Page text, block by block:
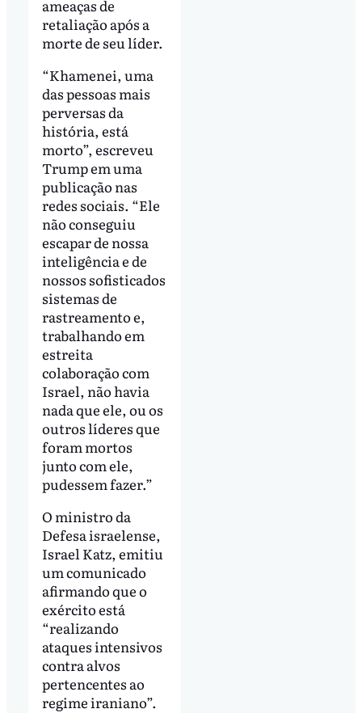
ameaças de
retaliação após a
morte de seu líder.
“Khamenei, uma
das pessoas mais
perversas da
história, está
morto”, escreveu
Trump em uma
publicação nas
redes sociais. “Ele
não conseguiu
escapar de nossa
inteligência e de
nossos sofisticados
sistemas de
rastreamento e,
trabalhando em
estreita
colaboração com
Israel, não havia
nada que ele, ou os
outros líderes que
foram mortos
junto com ele,
pudessem fazer.”
O ministro da
Defesa israelense,
Israel Katz, emitiu
um comunicado
afirmando que o
exército está
“realizando
ataques intensivos
contra alvos
pertencentes ao
regime iraniano”.